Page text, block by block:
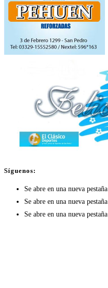
Síguenos:
Se abre en una nueva pestaña
Se abre en una nueva pestaña
Se abre en una nueva pestaña